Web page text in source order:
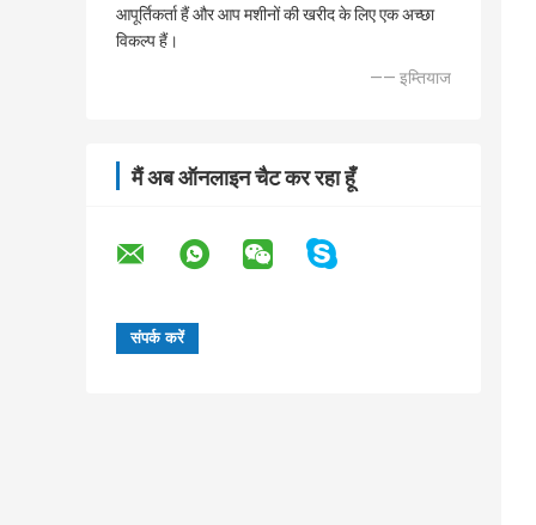
आपूर्तिकर्ता हैं और आप मशीनों की खरीद के लिए एक अच्छा
विकल्प हैं।
—— इम्तियाज
मैं अब ऑनलाइन चैट कर रहा हूँ